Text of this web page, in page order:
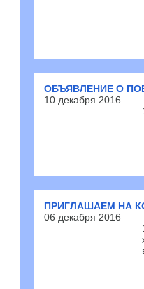
ОБЪЯВЛЕНИЕ О
10 декабря 2016
ПРИГЛАШАЕМ НА
06 декабря 2016